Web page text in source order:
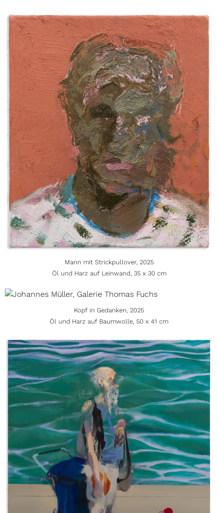
Mann mit Strickpullover, 2025
Öl und Harz auf Leinwand, 35 x 30 cm
Kopf in Gedanken, 2025
Öl und Harz auf Baumwolle, 50 x 41 cm